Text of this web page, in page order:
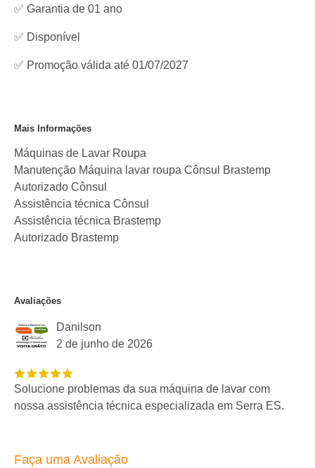
✅ Garantia de 01 ano
✅ Disponível
✅ Promoção válida até 01/07/2027
Mais Informações
Máquinas de Lavar Roupa
Manutenção Máquina lavar roupa Cônsul Brastemp
Autorizado Cônsul
Assistência técnica Cônsul
Assistência técnica Brastemp
Autorizado Brastemp
Avaliações
Danilson
2 de junho de 2026
Solucione problemas da sua máquina de lavar com
nossa assistência técnica especializada em Serra ES.
Faça uma Avaliação